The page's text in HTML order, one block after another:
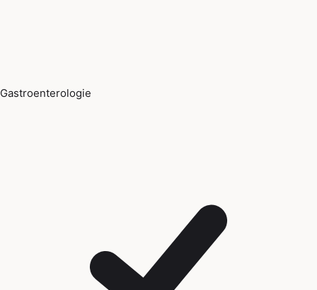
Gastroenterologie